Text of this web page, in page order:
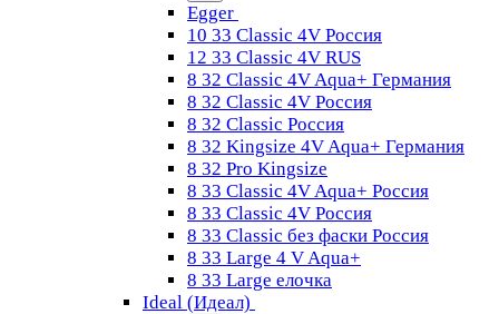
Egger
10 33 Classic 4V Россия
12 33 Classic 4V RUS
8 32 Classic 4V Aqua+ Германия
8 32 Classic 4V Россия
8 32 Classic Россия
8 32 Kingsize 4V Aqua+ Германия
8 32 Pro Kingsize
8 33 Classic 4V Aqua+ Россия
8 33 Classic 4V Россия
8 33 Classic без фаски Россия
8 33 Large 4 V Aqua+
8 33 Large елочка
Ideal (Идеал)